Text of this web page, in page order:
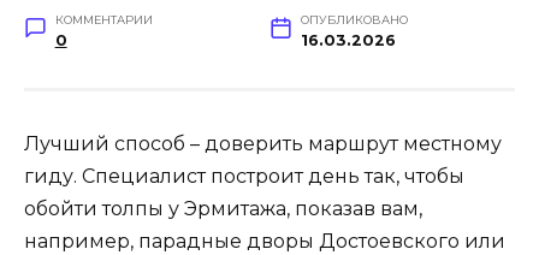
КОММЕНТАРИИ
0
ОПУБЛИКОВАНО
16.03.2026
Лучший способ – доверить маршрут местному
гиду. Специалист построит день так, чтобы
обойти толпы у Эрмитажа, показав вам,
например, парадные дворы Достоевского или